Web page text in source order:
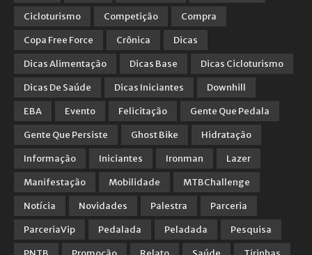
Cicloturismo
Competição
Compra
Copa Free Force
Crônica
Dicas
Dicas Alimentação
Dicas Base
Dicas Cicloturismo
Dicas De Saúde
Dicas Iniciantes
Downhill
EBA
Evento Felicitação
Gente Que Pedala
Gente Que Persiste
Ghost Bike
Hidratação
Informação
Iniciantes Ironman
Lazer
Manifestação
Mobilidade
MTBChallenge
Notícia
Novidades Palestra
Parceria
ParceriaVip
Pedalada Peladada
Pesquisa